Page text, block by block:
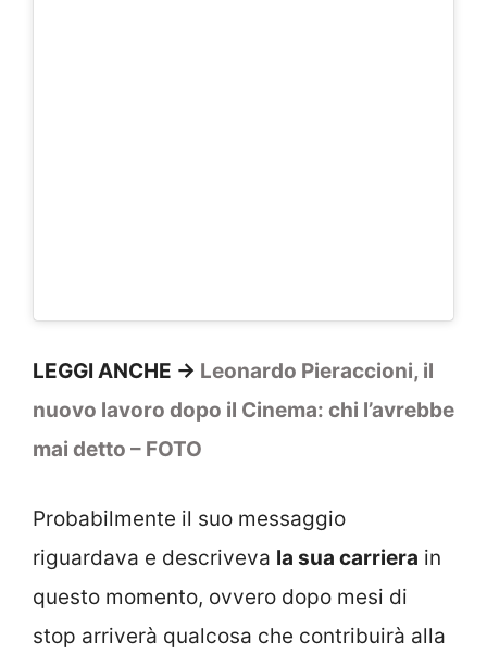
LEGGI ANCHE -> Leonardo Pieraccioni, il
nuovo lavoro dopo il Cinema: chi l’avrebbe
mai detto – FOTO
Probabilmente il suo messaggio
riguardava e descriveva la sua carriera in
questo momento, ovvero dopo mesi di
stop arriverà qualcosa che contribuirà alla